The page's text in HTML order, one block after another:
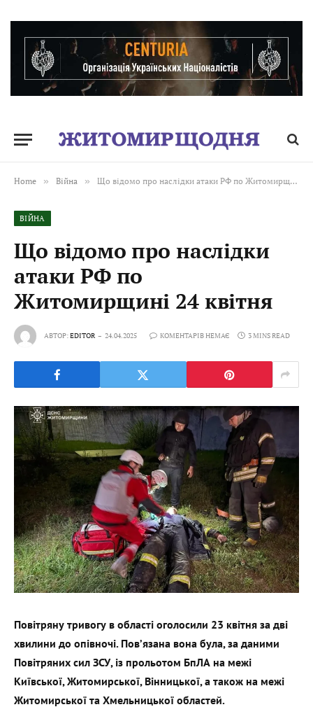
Home » Війна » Що відомо про наслідки атаки РФ по Житомирщині 24 квітня
ВІЙНА
Що відомо про наслідки
атаки РФ по
Житомирщині 24 квітня
АВТОР:EDITOR 24.04.2025 КОМЕНТАРІВ НЕМАЄ 3 MINS READ
Повітряну тривогу в області оголосили 23 квітня за дві
хвилини до опівночі. Пов’язана вона була, за даними
Повітряних сил ЗСУ, із прольотом БпЛА на межі
Київської, Житомирської, Вінницької, а також на межі
Житомирської та Хмельницької областей.